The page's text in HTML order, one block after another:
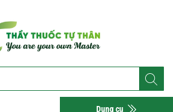
Dụng cụ